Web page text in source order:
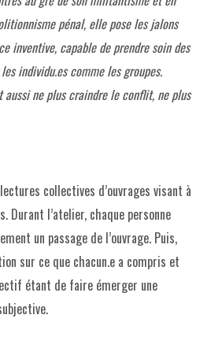
pénal, elle pose les jalons
inventive, capable de prendre soin des
individu.es comme les groupes.
aussi ne plus craindre le conflit, ne plus
collectives d’ouvrages visant à
Durant l’atelier, chaque personne
un passage de l’ouvrage. Puis,
sur ce que chacun.e a compris et
étant de faire émerger une